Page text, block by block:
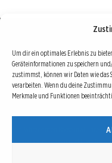
Um dir ein optimales Erlebnis zu
Geräteinformationen zu speichern
zustimmst, können wir Daten wie das
verarbeiten. Wenn du deine
Merkmale und Funktionen
Börse : lokal,
Erfolgreiche Börsengeschäfte
richtige Interpretationen und
auch die redaktionelle Leitlinie von
Hinter Börse Global steht ein Team
seit Jahrzehnten Börse in all ihren
interessierten Lesern und Investoren
Entwicklungen, Tendenzen,